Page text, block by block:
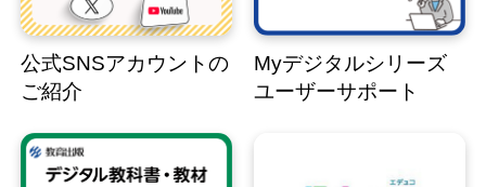
公式SNSアカウントの
ご紹介
Myデジタルシリーズ
ユーザーサポート